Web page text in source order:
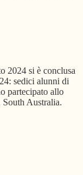
2024 si è conclusa
sedici alunni di
partecipato allo
Australia.